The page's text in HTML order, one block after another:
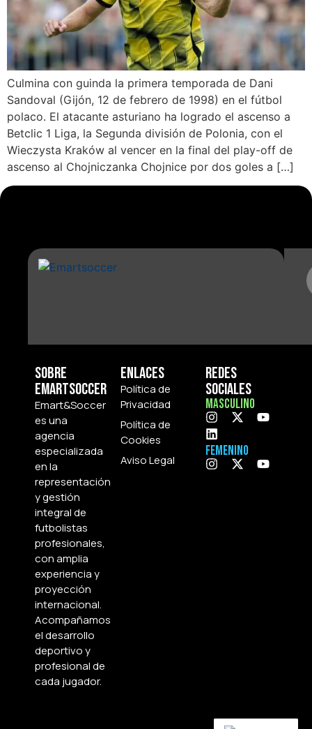
Culmina con guinda la primera temporada de Dani
Sandoval (Gijón, 12 de febrero de 1998) en el fútbol
polaco. El atacante asturiano ha logrado el ascenso a
Betclic 1 Liga, la Segunda división de Polonia, con el
Wieczysta Kraków al vencer en la final del play-off de
ascenso al Chojniczanka Chojnice por dos goles a […]
Sobre
Emartsoccer
Emart&Soccer
es una
agencia
especializada
en la
representación
y gestión
integral de
futbolistas
profesionales,
con amplia
experiencia y
proyección
internacional.
Acompañamos
el desarrollo
deportivo y
profesional de
cada jugador.
Enlaces
Política de
Privacidad
Política de
Cookies
Aviso Legal
Redes
Sociales
Masculino
Femenino